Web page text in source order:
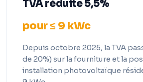
TVA réduite 5,5%
pour ≤ 9 kWc
Depuis octobre 2025, la TVA
de 20%) sur la fourniture et la
installation photovoltaïque